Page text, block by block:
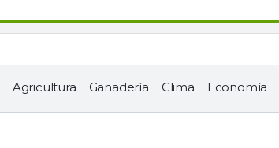
Agricultura Ganadería Clima Economía